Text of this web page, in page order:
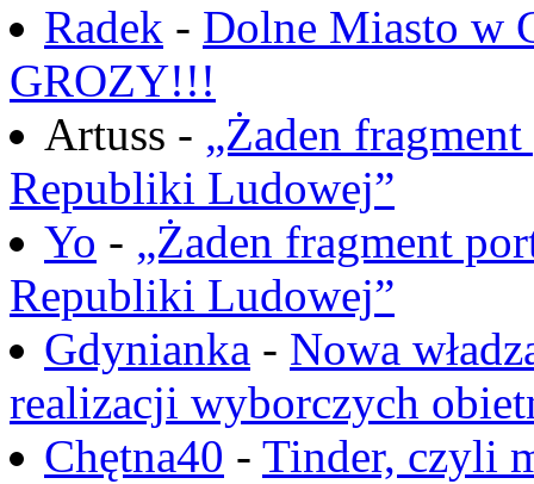
Radek - Dolne Miasto w
GROZY!!!
Artuss - „Żaden
Republiki Ludowej”
Yo - „Żaden fragment
Republiki Ludowej”
Gdynianka - Nowa
realizacji wyborczych
Chętna40 - Tinder, czyli